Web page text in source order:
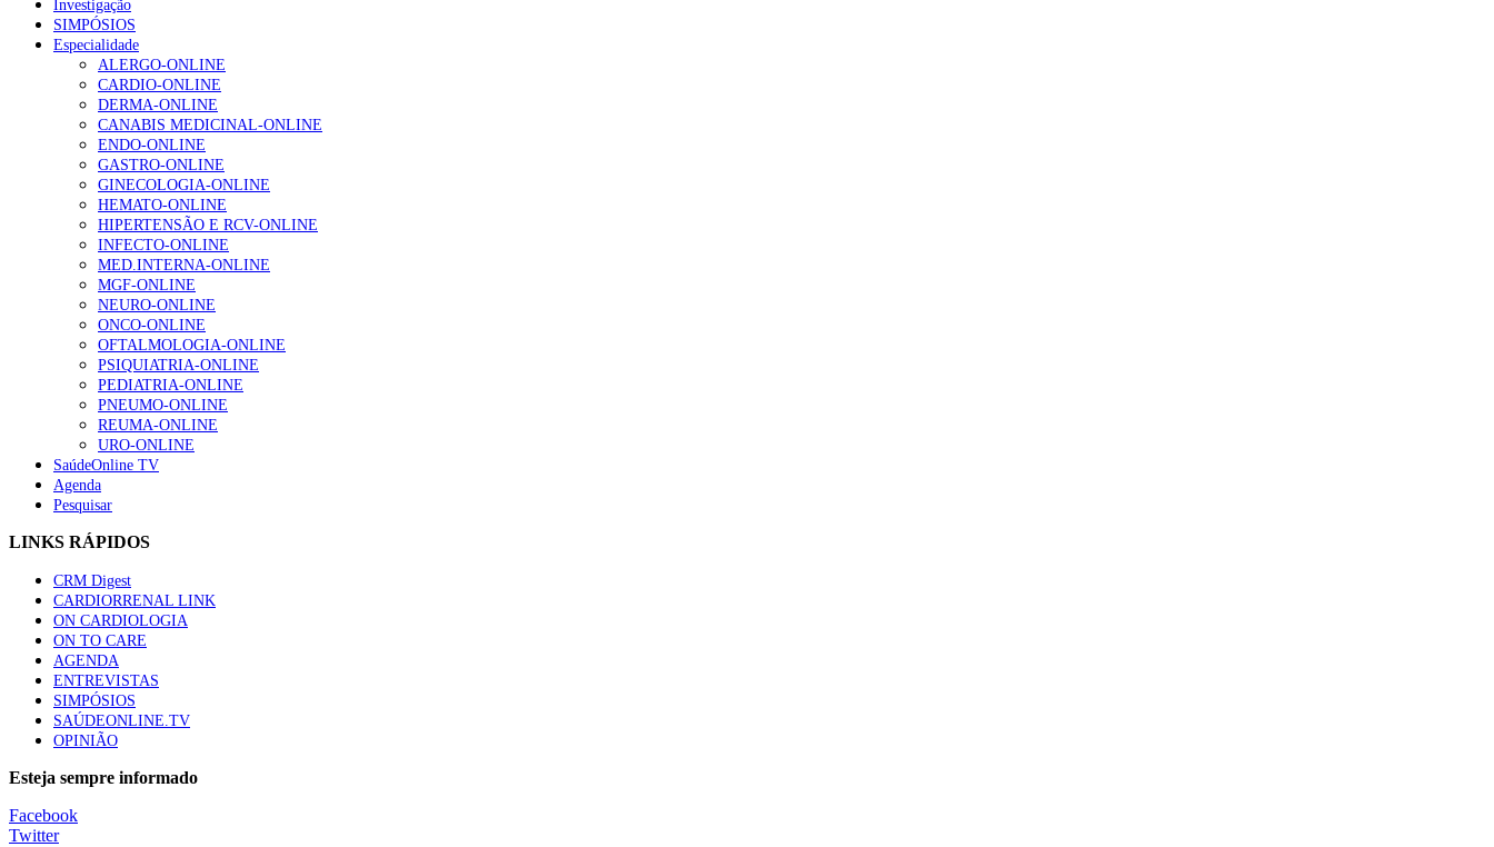
Enfermagem Forense. “Da urgência ao tribunal, cada gesto conta e cada profissional faz a diferença”
202 visualizações
Alguns milhares de utentes podem ficar sem médico de família com nova regras do registo, alerta associação
155 visualizações
1.º Episódio do Podcast “Frequência Cardio – Sintoniza-te na Insuficiência Cardíaca” da Bayer
99 visualizações
“Os programas de rastreio do cancro do pulmão são custo-efetivos e representam um investimento sustentável para os sistemas de saúde”
88 visualizações
Quase quatro em cada dez doentes com enfarte apresentavam níveis elevados de Lp(a), revela estudo
Trodelvy aprovado para primeira linha no cancro da mama triplo negativo metastático em doentes não elegíveis para inibidores PD-(L)1
61 visualizações
MAIS NOTÍCIAS
7 Ago, 2026
Investigação
SIMPÓSIOS
Especialidade
ALERGO-ONLINE
CARDIO-ONLINE
DERMA-ONLINE
CANABIS MEDICINAL-ONLINE
ENDO-ONLINE
GASTRO-ONLINE
GINECOLOGIA-ONLINE
HEMATO-ONLINE
HIPERTENSÃO E RCV-ONLINE
INFECTO-ONLINE
MED.INTERNA-ONLINE
MGF-ONLINE
NEURO-ONLINE
ONCO-ONLINE
OFTALMOLOGIA-ONLINE
PSIQUIATRIA-ONLINE
PEDIATRIA-ONLINE
PNEUMO-ONLINE
REUMA-ONLINE
URO-ONLINE
SaúdeOnline TV
Agenda
Pesquisar
LINKS RÁPIDOS
CRM Digest
CARDIORRENAL LINK
ON CARDIOLOGIA
ON TO CARE
AGENDA
ENTREVISTAS
SIMPÓSIOS
SAÚDEONLINE.TV
OPINIÃO
Esteja sempre informado
Facebook
Twitter